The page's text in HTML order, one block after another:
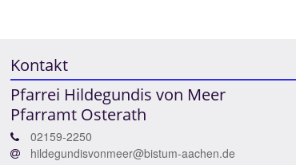
Kontakt
Pfarrei Hildegundis von Meer
Pfarramt Osterath
02159-2250
hildegundisvonmeer@bistum-aachen.de